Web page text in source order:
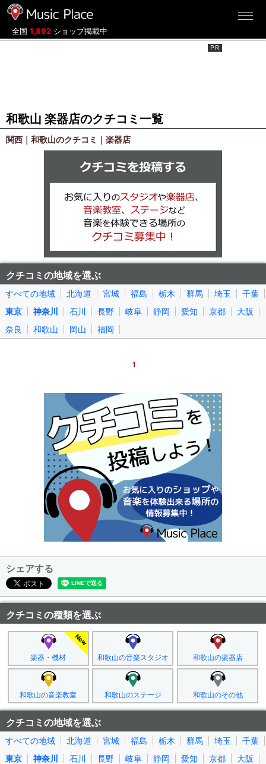
全国 1,892 ショップ掲載中
和歌山 楽器店のクチコミ一覧
関西｜和歌山のクチコミ｜楽器店
クチコミの地域を選ぶ
すべての地域 北海道 宮城 福島 栃木 群馬 埼玉
千葉
東京
神奈川 石川 長野 岐阜 静岡 愛知 京都
大阪
奈良
和歌山 岡山 福岡
1
シェアする
クチコミの種類を選ぶ
楽器・機材 和歌山の音楽スタジオ 和歌山の楽器店
和歌山の音楽教室 和歌山のステージ 和歌山のその他
クチコミの地域を選ぶ
すべての地域 北海道 宮城 福島 栃木 群馬 埼玉
千葉
東京
神奈川 石川 長野 岐阜 静岡 愛知 京都
大阪